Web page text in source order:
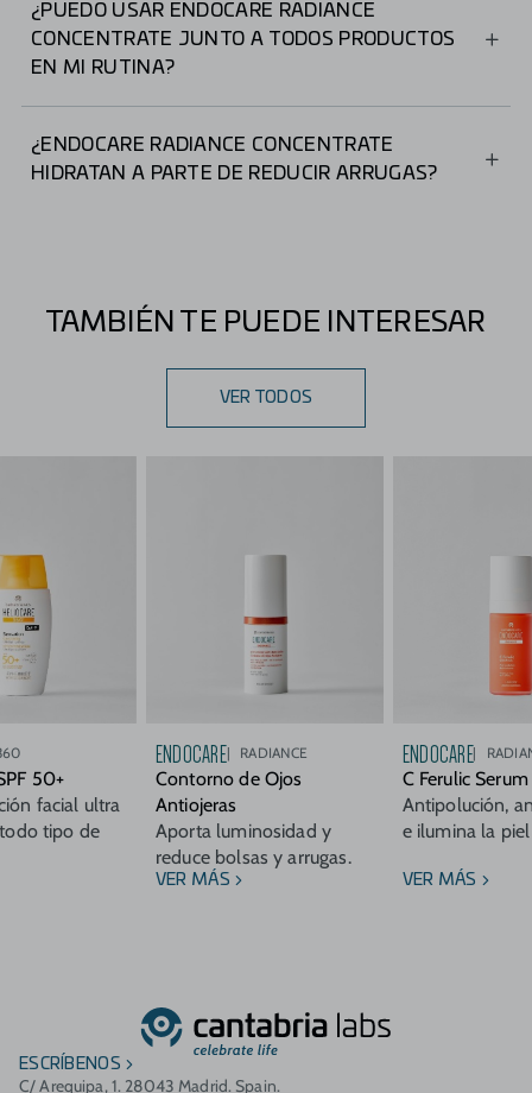
¿PUEDO USAR ENDOCARE RADIANCE
CONCENTRATE JUNTO A TODOS PRODUCTOS
EN MI RUTINA?
Su textura de rápida absorción permite que las ampollas
se integren bien en cualquier rutina facial.
¿ENDOCARE RADIANCE CONCENTRATE
HIDRATAN A PARTE DE REDUCIR ARRUGAS?
TAMBIÉN TE PUEDE INTERESAR
VER TODOS
50+
facial ultra
tipo de
ENDOCARE RADIANCE
Contorno de Ojos
Antiojeras
Aporta luminosidad y
reduce bolsas y arrugas.
VER MÁS
ENDOCARE
C Ferulic
Antipolución,
e ilumina la piel
VER MÁS
ESCRÍBENOS
C/ Arequipa, 1. 28043 Madrid. Spain.